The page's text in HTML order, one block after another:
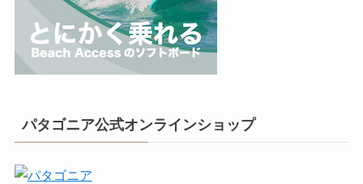
パタゴニア公式オンラインショップ